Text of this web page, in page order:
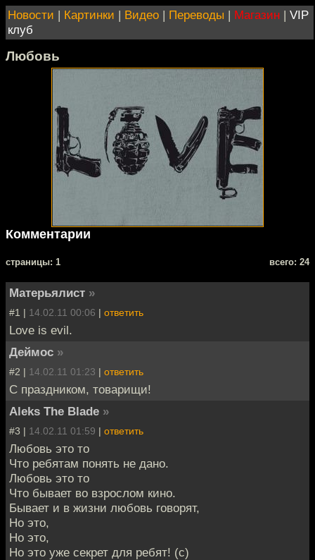
Новости | Картинки | Видео | Переводы | Магазин | VIP
клуб
Любовь
Комментарии
cтраницы: 1 всего: 24
Матерьялист »
#1 | 14.02.11 00:06 | ответить
Love is evil.
Деймос »
#2 | 14.02.11 01:23 | ответить
С праздником, товарищи!
Aleks The Blade »
#3 | 14.02.11 01:59 | ответить
Любовь это то
Что ребятам понять не дано.
Любовь это то
Что бывает во взрослом кино.
Бывает и в жизни любовь говорят,
Но это,
Но это,
Но это уже секрет для ребят! (с)